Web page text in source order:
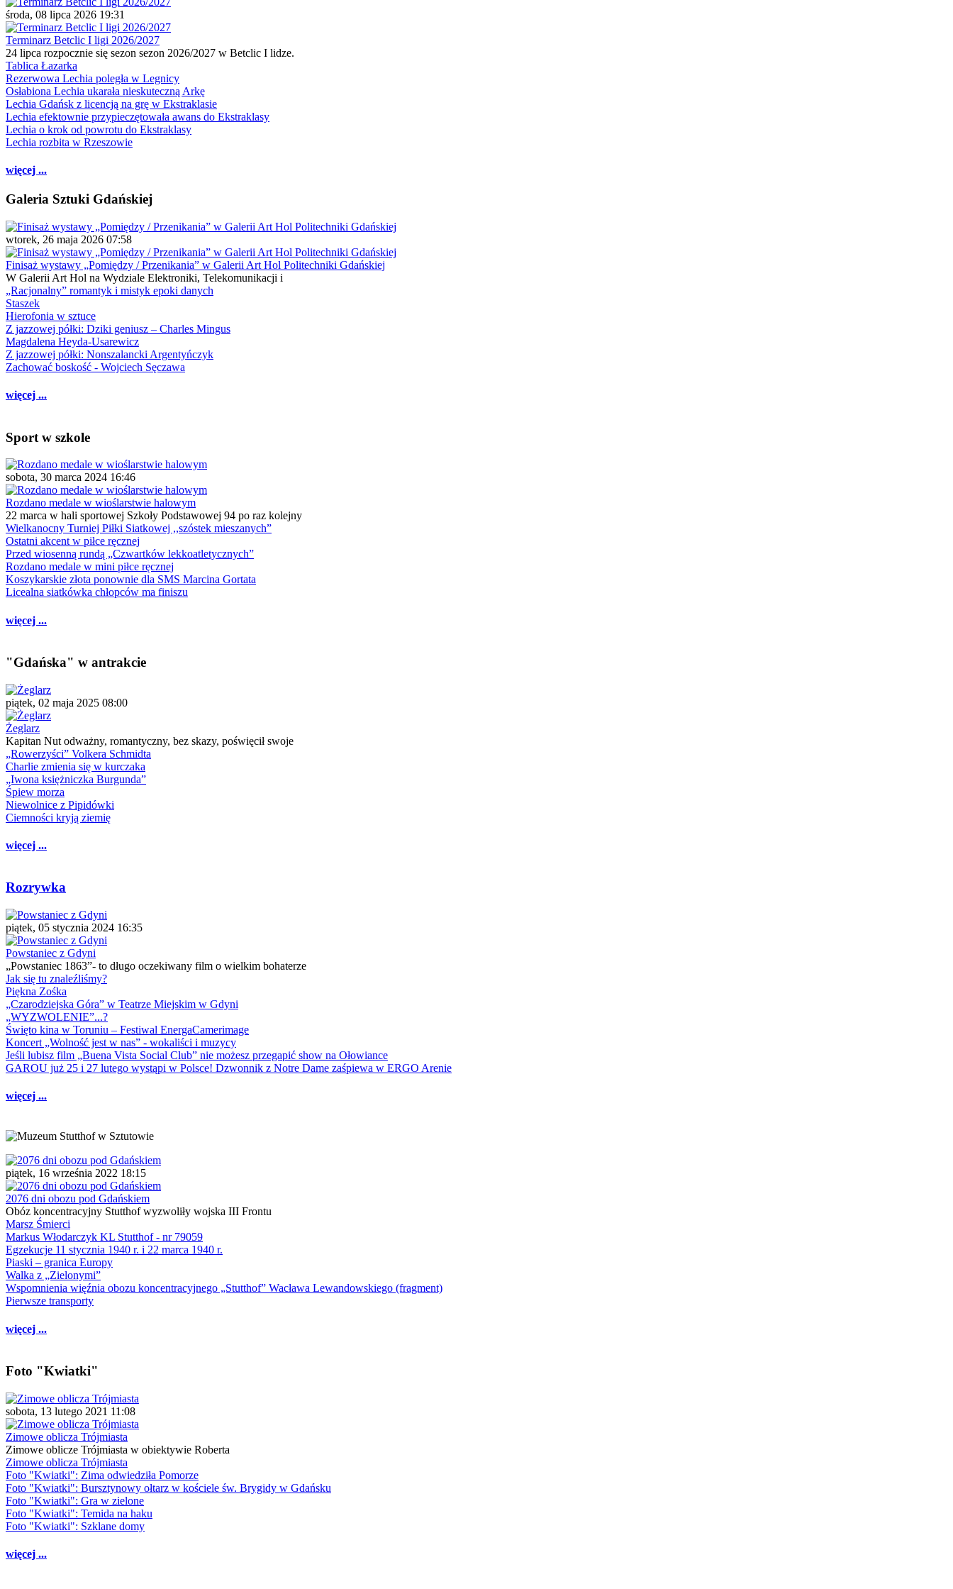
środa, 08 lipca 2026 19:31
Terminarz Betclic I ligi 2026/2027
24 lipca rozpocznie się sezon sezon 2026/2027 w Betclic I lidze.
Tablica Łazarka
Rezerwowa Lechia poległa w Legnicy
Osłabiona Lechia ukarała nieskuteczną Arkę
Lechia Gdańsk z licencją na grę w Ekstraklasie
Lechia efektownie przypieczętowała awans do Ekstraklasy
Lechia o krok od powrotu do Ekstraklasy
Lechia rozbita w Rzeszowie
więcej ...
Galeria Sztuki Gdańskiej
wtorek, 26 maja 2026 07:58
Finisaż wystawy „Pomiędzy / Przenikania” w Galerii Art Hol Politechniki Gdańskiej
W Galerii Art Hol na Wydziale Elektroniki, Telekomunikacji i
„Racjonalny” romantyk i mistyk epoki danych
Staszek
Hierofonia w sztuce
Z jazzowej półki: Dziki geniusz – Charles Mingus
Magdalena Heyda-Usarewicz
Z jazzowej półki: Nonszalancki Argentyńczyk
Zachować boskość - Wojciech Sęczawa
więcej ...
Sport w szkole
sobota, 30 marca 2024 16:46
Rozdano medale w wioślarstwie halowym
22 marca w hali sportowej Szkoły Podstawowej 94 po raz kolejny
Wielkanocny Turniej Piłki Siatkowej ,,szóstek mieszanych”
Ostatni akcent w piłce ręcznej
Przed wiosenną rundą „Czwartków lekkoatletycznych”
Rozdano medale w mini piłce ręcznej
Koszykarskie złota ponownie dla SMS Marcina Gortata
Licealna siatkówka chłopców ma finiszu
więcej ...
"Gdańska" w antrakcie
piątek, 02 maja 2025 08:00
Żeglarz
Kapitan Nut odważny, romantyczny, bez skazy, poświęcił swoje
„Rowerzyści” Volkera Schmidta
Charlie zmienia się w kurczaka
„Iwona księżniczka Burgunda”
Śpiew morza
Niewolnice z Pipidówki
Ciemności kryją ziemię
więcej ...
Rozrywka
piątek, 05 stycznia 2024 16:35
Powstaniec z Gdyni
„Powstaniec 1863”- to długo oczekiwany film o wielkim bohaterze
Jak się tu znaleźliśmy?
Piękna Zośka
„Czarodziejska Góra” w Teatrze Miejskim w Gdyni
„WYZWOLENIE”...?
Święto kina w Toruniu – Festiwal EnergaCamerimage
Koncert „Wolność jest w nas” - wokaliści i muzycy
Jeśli lubisz film „Buena Vista Social Club” nie możesz przegapić show na Ołowiance
GAROU już 25 i 27 lutego wystąpi w Polsce! Dzwonnik z Notre Dame zaśpiewa w ERGO Arenie
więcej ...
piątek, 16 września 2022 18:15
2076 dni obozu pod Gdańskiem
Obóz koncentracyjny Stutthof wyzwoliły wojska III Frontu
Marsz Śmierci
Markus Włodarczyk KL Stutthof - nr 79059
Egzekucje 11 stycznia 1940 r. i 22 marca 1940 r.
Piaski – granica Europy
Walka z „Zielonymi”
Wspomnienia więźnia obozu koncentracyjnego „Stutthof” Wacława Lewandowskiego (fragment)
Pierwsze transporty
więcej ...
Foto "Kwiatki"
sobota, 13 lutego 2021 11:08
Zimowe oblicza Trójmiasta
Zimowe oblicze Trójmiasta w obiektywie Roberta
Zimowe oblicza Trójmiasta
Foto "Kwiatki": Zima odwiedziła Pomorze
Foto "Kwiatki": Bursztynowy ołtarz w kościele św. Brygidy w Gdańsku
Foto "Kwiatki": Gra w zielone
Foto "Kwiatki": Temida na haku
Foto "Kwiatki": Szklane domy
więcej ...